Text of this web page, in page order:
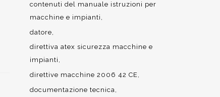
contenuti del manuale istruzioni per
macchine e impianti
datore
direttiva atex sicurezza macchine e
impianti
direttive macchine 2006 42 CE
documentazione tecnica